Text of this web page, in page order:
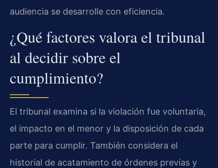
audiencia se desarrolle con eficiencia.
¿Qué factores valora el tribunal
al decidir sobre el
cumplimiento?
El tribunal examina si la violación fue voluntaria,
el impacto en el menor y la disposición de cada
parte para cumplir. También considera el
historial de acatamiento de órdenes previas y